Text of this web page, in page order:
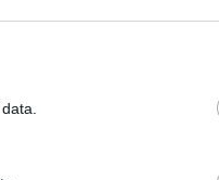
στη
6.5
διοργάνωσης.